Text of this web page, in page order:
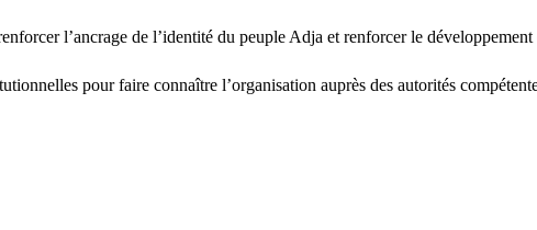
l’ancrage de l’identité du peuple Adja et renforcer le
pour faire connaître l’organisation auprès des autorités